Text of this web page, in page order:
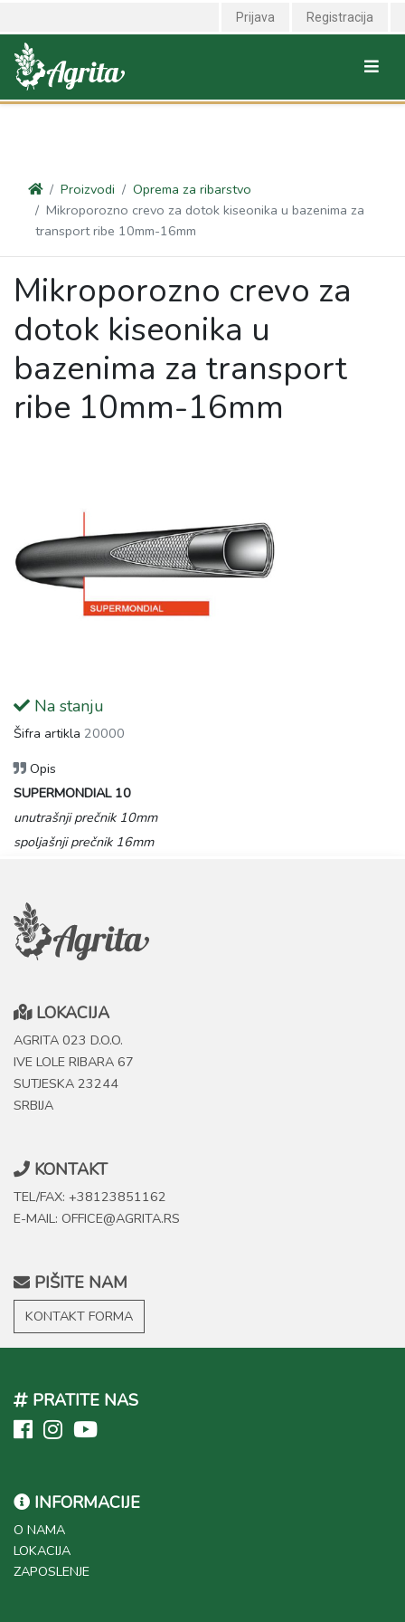
<link rel="canonical" href="https://agrita.rs/proizvodi/oprema-za-
ribarstvo/mikroporozno-crevo-za-dotok-kiseonika-u-bazenima-za-
transport-ribe-10mm-16mm" />
Prijava Registracija
Proizvodi
Oprema za ribarstvo
Mikroporozno crevo za dotok kiseonika u bazenima za
transport ribe 10mm-16mm
Mikroporozno crevo za
dotok kiseonika u
bazenima za transport
ribe 10mm-16mm
Na stanju
Šifra artikla 20000
Opis
SUPERMONDIAL 10
unutrašnji prečnik 10mm
spoljašnji prečnik 16mm
LOKACIJA
AGRITA 023 D.O.O.
IVE LOLE RIBARA 67
SUTJESKA 23244
SRBIJA
KONTAKT
TEL/FAX: +38123851162
E-MAIL: OFFICE@AGRITA.RS
PIŠITE NAM
KONTAKT FORMA
PRATITE NAS
INFORMACIJE
O NAMA
LOKACIJA
ZAPOSLENJE